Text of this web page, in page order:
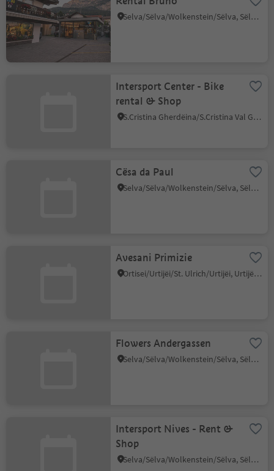
Selva/Sëlva/Wolkenstein/Sëlva, Sëlva/Selva di Val Gardena, Dolomites Region Val Gardena
Intersport Center - Bike
rental & Shop
S.Cristina Gherdëina/S.Cristina Val Gardena/S.Cristina Gherdëina/St.Christina in Gröden, S.Crestina Gherdëina/Santa Cristina Val Gardana, Dolomites Region Val Gardena
Cësa da Paul
Selva/Sëlva/Wolkenstein/Sëlva, Sëlva/Selva di Val Gardena, Dolomites Region Val Gardena
Avesani Primizie
Ortisei/Urtijëi/St. Ulrich/Urtijëi, Urtijëi/Ortisei, Dolomites Region Val Gardena
Flowers Andergassen
Selva/Sëlva/Wolkenstein/Sëlva, Sëlva/Selva di Val Gardena, Dolomites Region Val Gardena
Intersport Nives - Rent &
Shop
Selva/Sëlva/Wolkenstein/Sëlva, Sëlva/Selva di Val Gardena, Dolomites Region Val Gardena